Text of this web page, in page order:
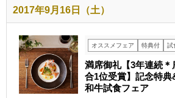
2017年9月16日（土）
オススメフェア 特典付 試
満席御礼【3年連続
合1位受賞】記念特
和牛試食フェア